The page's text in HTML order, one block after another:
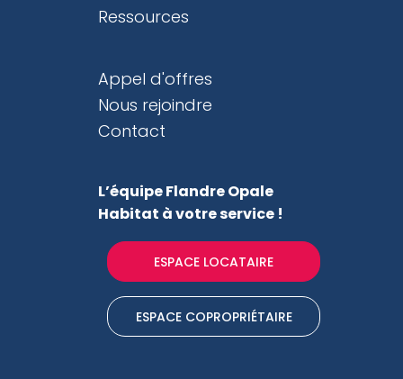
Ressources
Appel d'offres
Nous rejoindre
Contact
L’équipe Flandre Opale
Habitat à votre service !
ESPACE LOCATAIRE
ESPACE COPROPRIÉTAIRE